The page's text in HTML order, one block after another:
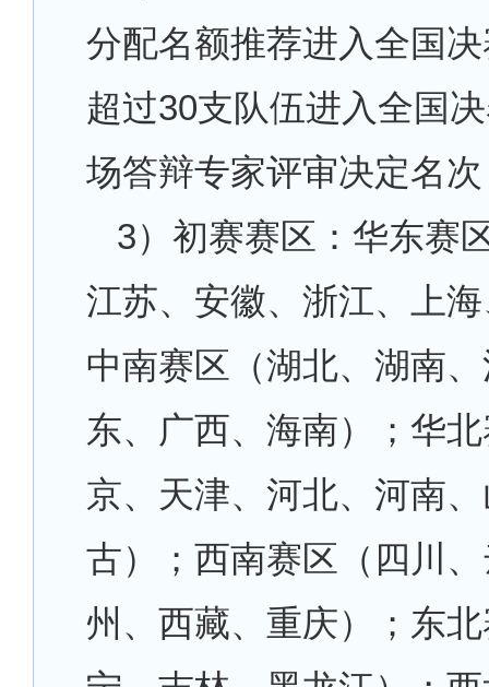
分配名额推荐进入全国
超过30支队伍进入全国
场答辩专家评审决定名次
3）初赛赛区：华东赛
江苏、安徽、浙江、上
中南赛区（湖北、湖南
东、广西、海南）；华
京、天津、河北、河南
古）；西南赛区（四川
州、西藏、重庆）；东